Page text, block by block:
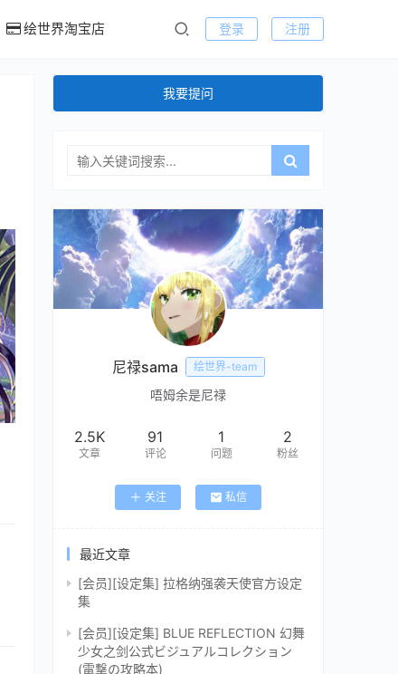
绘世界淘宝店 登录 注册
我要提问
尼禄sama 绘世界-team
唔姆余是尼禄
2.5K
文章
91
评论
1
问题
2
粉丝
关注 私信
最近文章
[会员][设定集] 拉格纳强袭天使官方设定
集
[会员][设定集] BLUE REFLECTION 幻舞
少女之剑公式ビジュアルコレクション
(電撃の攻略本)